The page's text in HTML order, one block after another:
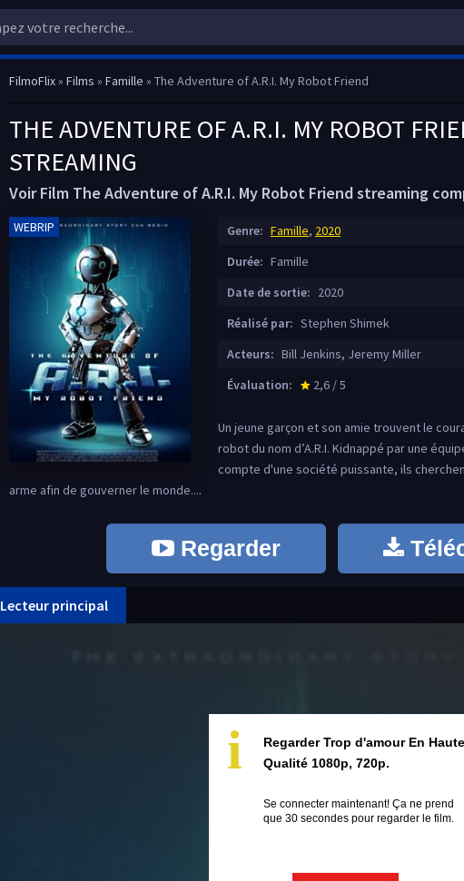
FilmoFlix» Films » Famille » The Adventure of A.R.I. My Robot Friend
THE ADVENTURE OF A.R.I. MY ROBOT
STREAMING
Voir Film The Adventure of A.R.I. My Robot Friend streaming
WEBRIP Genre: Famille, 2020
Durée: Famille
Date de sortie: 2020
Réalisé par: Stephen Shimek
Acteurs: Bill Jenkins, Jeremy Miller
Évaluation:
star_rate
2,6 / 5
Un jeune garçon et son amie trouvent le
robot du nom d’A.R.I. Kidnappé par une
compte d'une société puissante, ils
arme afin de gouverner le monde....
Regarder
Lecteur principal
i
Regarder Trop d'amour En Haute
Qualité 1080p, 720p.
Se connecter maintenant! Ça ne prend
que 30 secondes pour regarder le film.